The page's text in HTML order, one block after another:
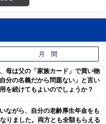
月 間
母は父の「家族カード」で買い物
分の名義だから問題ない」と言い
を続けてもよいのでしょうか？
ながら、自分の老齢厚生年金をも
りました。両方とも全額もらえる